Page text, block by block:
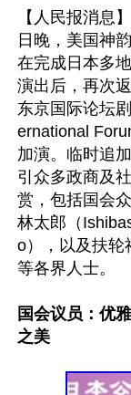
【人民报消息
日晚，美国神
在完成日本多
演出后，再次
东京国际论坛
ernational
加演。临时追
引众多政商及
赏，包括国会
林太郎（
o），以及扶轮
等各界人士。
国会议员：优
之美